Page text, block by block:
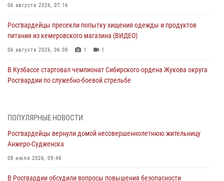
06 августа 2026, 07:16
Росгвардейцы пресекли попытку хищения одежды и продуктов
питания из кемеровского магазина (ВИДЕО)
06 августа 2026, 06:08 1 1
В Кузбассе стартовал чемпионат Сибирского ордена Жукова округа
Росгвардии по служебно-боевой стрельбе
Росгвардейцы задержали в Кемерове дебошира, устроившего
05 августа 2026, 09:30
Росгвардейцы задержали участника драки, причинившего побои
ПОПУЛЯРНЫЕ НОВОСТИ
Росгвардейцы вернули домой несовершеннолетнюю жительницу
Анжеро-Судженска
08 июля 2026, 09:48
В Росгвардии обсудили вопросы повышения безопасности